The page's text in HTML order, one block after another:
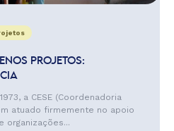
PROJETOS:
a CESE (Coordenadoria
atuado firmemente no apoio
organizações...